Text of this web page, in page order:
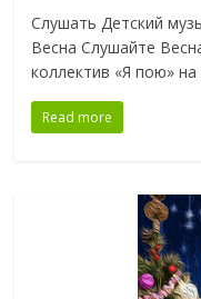
Слушать Детский
Весна Слушайте
коллектив «Я пою»
Read more